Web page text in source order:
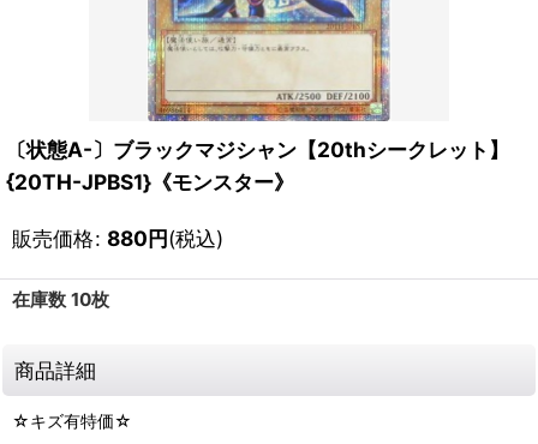
〔状態A-〕ブラックマジシャン【20thシークレット】
{20TH-JPBS1}《モンスター》
販売価格: 880円(税込)
在庫数 10枚
商品詳細
☆キズ有特価☆